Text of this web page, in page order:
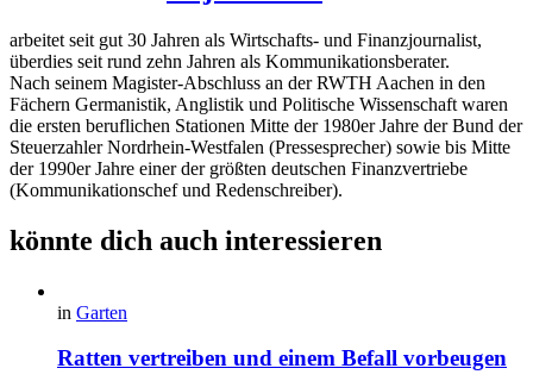
arbeitet seit gut 30 Jahren als Wirtschafts- und Finanzjournalist,
überdies seit rund zehn Jahren als Kommunikationsberater.
Nach seinem Magister-Abschluss an der RWTH Aachen in den
Fächern Germanistik, Anglistik und Politische Wissenschaft waren
die ersten beruflichen Stationen Mitte der 1980er Jahre der Bund der
Steuerzahler Nordrhein-Westfalen (Pressesprecher) sowie bis Mitte
der 1990er Jahre einer der größten deutschen Finanzvertriebe
(Kommunikationschef und Redenschreiber).
könnte dich auch interessieren
in Garten
Ratten vertreiben und einem Befall vorbeugen